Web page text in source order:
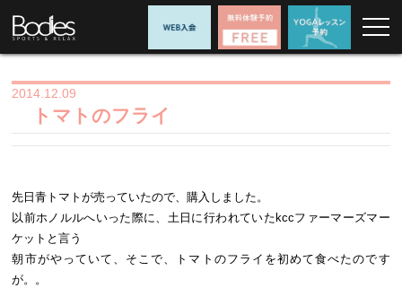
2014.12.09
トマトのフライ
先日青トマトが売っていたので、購入しました。
以前ホノルルへいった際に、土日に行われていたkccファーマーズマー
ケットと言う
朝市がやっていて、そこで、トマトのフライを初めて食べたのです
が。。